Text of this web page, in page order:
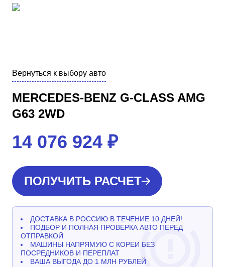
Вернуться к выбору авто
MERCEDES-BENZ G-CLASS AMG
G63 2WD
14 076 924 ₽
ПОЛУЧИТЬ РАСЧЕТ
ДОСТАВКА В РОССИЮ В ТЕЧЕНИЕ 10 ДНЕЙ!
ПОДБОР И ПОЛНАЯ ПРОВЕРКА АВТО ПЕРЕД
ОТПРАВКОЙ
МАШИНЫ НАПРЯМУЮ С КОРЕИ БЕЗ
ПОСРЕДНИКОВ И ПЕРЕПЛАТ
ВАША ВЫГОДА ДО 1 МЛН РУБЛЕЙ